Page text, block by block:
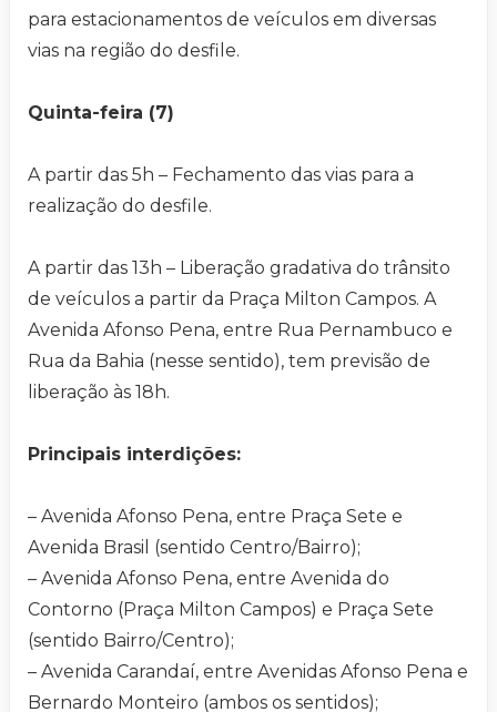
para estacionamentos de veículos em diversas
vias na região do desfile.
Quinta-feira (7)
A partir das 5h – Fechamento das vias para a
realização do desfile.
A partir das 13h – Liberação gradativa do trânsito
de veículos a partir da Praça Milton Campos. A
Avenida Afonso Pena, entre Rua Pernambuco e
Rua da Bahia (nesse sentido), tem previsão de
liberação às 18h.
Principais interdições:
– Avenida Afonso Pena, entre Praça Sete e
Avenida Brasil (sentido Centro/Bairro);
– Avenida Afonso Pena, entre Avenida do
Contorno (Praça Milton Campos) e Praça Sete
(sentido Bairro/Centro);
– Avenida Carandaí, entre Avenidas Afonso Pena e
Bernardo Monteiro (ambos os sentidos);